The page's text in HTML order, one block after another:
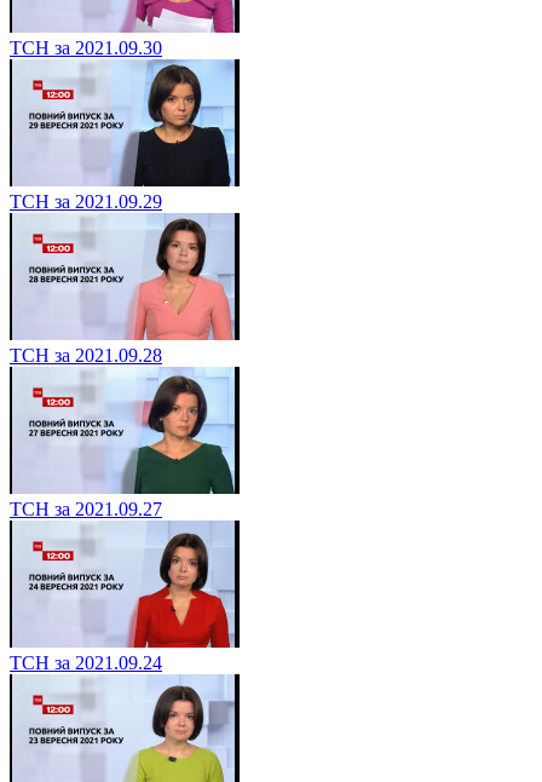
ТСН за 2021.09.30
ТСН за 2021.09.29
ТСН за 2021.09.28
ТСН за 2021.09.27
ТСН за 2021.09.24